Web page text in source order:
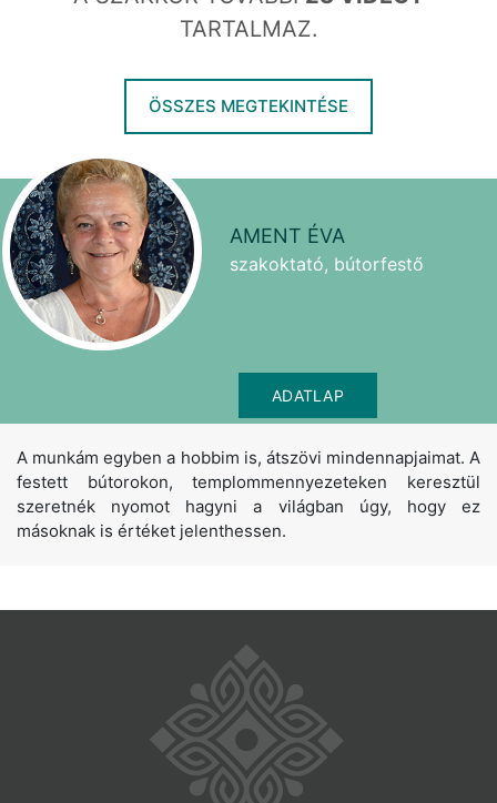
TARTALMAZ.
ÖSSZES MEGTEKINTÉSE
AMENT ÉVA
szakoktató, bútorfestő
ADATLAP
A munkám egyben a hobbim is, átszövi mindennapjaimat. A
festett bútorokon, templommennyezeteken keresztül
szeretnék nyomot hagyni a világban úgy, hogy ez
másoknak is értéket jelenthessen.